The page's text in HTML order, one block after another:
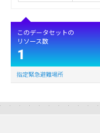
このデータセットの
リソース数
1
指定緊急避難場所